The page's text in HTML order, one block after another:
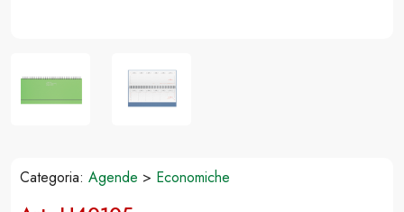
Categoria: Agende > Economiche